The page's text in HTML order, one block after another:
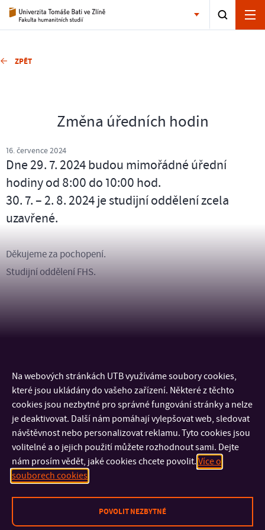
ZPĚT
Změna úředních hodin
16. července 2024
Dne 29. 7. 2024 budou mimořádné úřední
hodiny od 8:00 do 10:00 hod.
30. 7. – 2. 8. 2024 je studijní oddělení zcela
uzavřené.
Děkujeme za pochopení.
Studijní oddělení FHS.
DŮLEŽITÉ INFORMACE
FAKULTY A SOUČÁSTI
RYCHLÉ ODKAZY
Na webových stránkách UTB využíváme soubory cookies,
které jsou ukládány do vašeho zařízení. Některé z těchto
cookies jsou nezbytné pro správné fungování stránky a nelze
je deaktivovat. Další nám pomáhají vylepšovat web, sledovat
návštěvnost nebo personalizovat reklamu. Tyto cookies jsou
volitelné a o jejich použití můžete rozhodnout sami. Dejte
nám prosím vědět, jaké cookies chcete povolit. Více o
souborech cookies
POVOLIT NEZBYTNÉ